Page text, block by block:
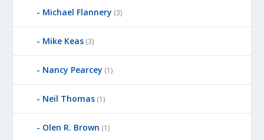
Michael Flannery (3)
Mike Keas (3)
Nancy Pearcey (1)
Neil Thomas (1)
Olen R. Brown (1)